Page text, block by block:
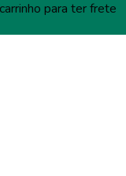
para terfrete